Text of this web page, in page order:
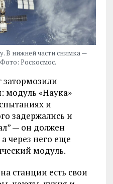
В нижней части снимка —
Роскосмос.
затормозили
модуль «Наука»
и
задержались и
— он должен
через него еще
модуль.
станции есть свои